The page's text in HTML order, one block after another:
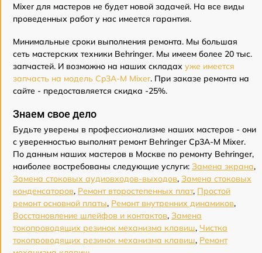
Mixer для мастеров не будет новой задачей. На все виды
проведенных работ у нас имеется гарантия.
Минимальные сроки выполнения ремонта. Мы большая
сеть мастерских техники Behringer. Мы имеем более 20 тыс.
запчастей. И возможно на наших складах уже имеется
запчасть на модель Cp3A-M Mixer. При заказе ремонта на
сайте - предоставляется скидка -25%.
Знаем свое дело
Будьте уверены в профессионализме наших мастеров - они
с уверенностью выполнят ремонт Behringer Cp3A-M Mixer.
По данным наших мастеров в Москве по ремонту Behringer,
наиболее востребованы следующие услуги: Замена экрана,
Замена стоковых аудиовходов-выходов, Замена стоковых
конденсаторов, Ремонт второстепенных плат, Простой
ремонт основной платы, Ремонт внутренних динамиков,
Восстановление шлейфов и контактов, Замена
токопроводящих резинок механизма клавиш, Чистка
токопроводящих резинок механизма клавиш, Ремонт